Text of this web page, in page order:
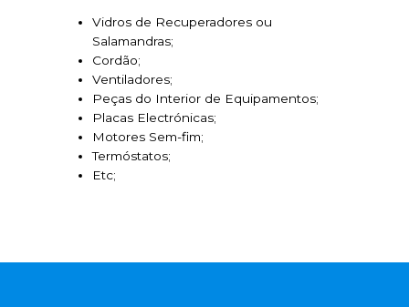
Vidros de Recuperadores ou
Salamandras;
Cordão;
Ventiladores;
Peças do Interior de Equipamentos;
Placas Electrónicas;
Motores Sem-fim;
Termóstatos;
Etc;